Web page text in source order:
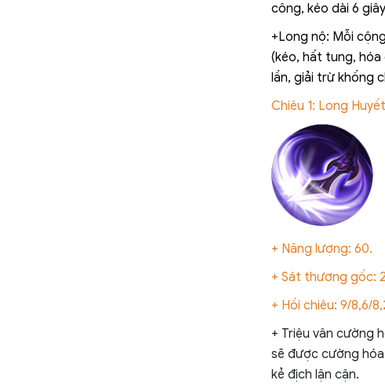
công, kéo dài 6
+Long nộ: Mỗi
(kéo, hất tung, hóa
lần, giải trừ khống
Chiêu 1: Long Huyết
+ Năng lượng: 60.
+ Sát thương gốc:
+ Hồi chiêu: 9/8,6/
+ Triệu vân cường
sẽ được cường
kẻ địch lận cận.